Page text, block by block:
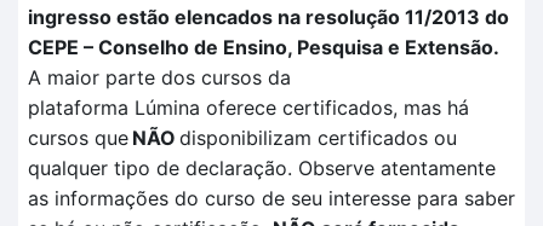
ingresso estão elencados na resolução 11/2013 do
CEPE – Conselho de Ensino, Pesquisa e Extensão.
A maior parte dos cursos da
plataforma Lúmina oferece certificados, mas há
cursos que NÃO disponibilizam certificados ou
qualquer tipo de declaração. Observe atentamente
as informações do curso de seu interesse para saber